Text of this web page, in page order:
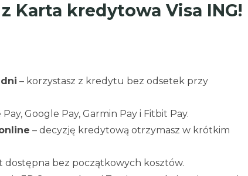
Karta kredytowa Visa ING!
– korzystasz z kredytu bez odsetek przy
Google Pay, Garmin Pay i Fitbit Pay.
– decyzję kredytową otrzymasz w krótkim
dostępna bez początkowych kosztów.